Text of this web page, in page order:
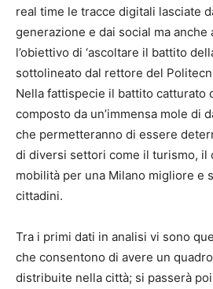
real time le tracce digitali lasciate
generazione e dai social ma
l’obiettivo di ‘ascoltare il battito
sottolineato dal rettore del
Nella fattispecie il battito catturato
composto da un’immensa mole di
che permetteranno di essere
di diversi settori come il turismo, il
mobilità per una Milano migliore e
cittadini.
Tra i primi dati in analisi vi sono
che consentono di avere un
distribuite nella città; si passerà